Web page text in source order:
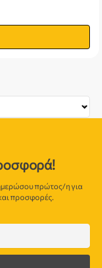
πρώτος/η για
προσφορές.